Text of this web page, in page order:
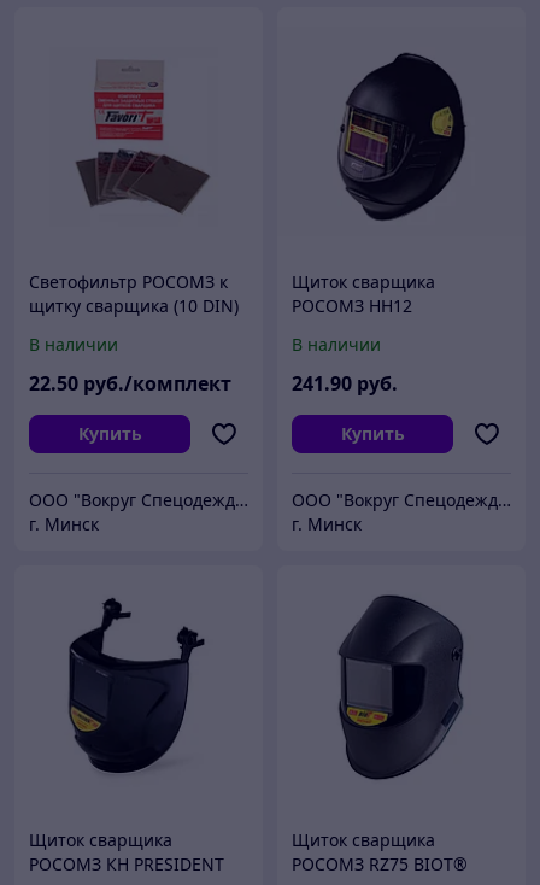
Светофильтр РОСОМЗ к
щитку сварщика (10 DIN)
00264
В наличии
22.50 руб./комплект
Купить
ООО "Вокруг Спецодежды"
г. Минск
Щиток сварщика
РОСОМЗ НН12
с АСФ, 51245-2
В наличии
241.90 руб.
Купить
ООО "Вокруг Спецодежды"
г. Минск
Щиток сварщика
РОСОМЗ КН PRESIDENT
Щиток сварщика
РОСОМЗ RZ75 BIOT®